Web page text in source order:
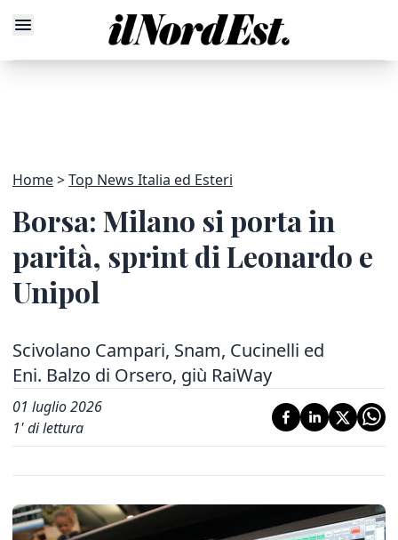
Home Top News Italia ed Esteri
Borsa: Milano si porta in
parità, sprint di Leonardo e
Unipol
Scivolano Campari, Snam, Cucinelli ed
Eni. Balzo di Orsero, giù RaiWay
01 luglio 2026
1' di lettura